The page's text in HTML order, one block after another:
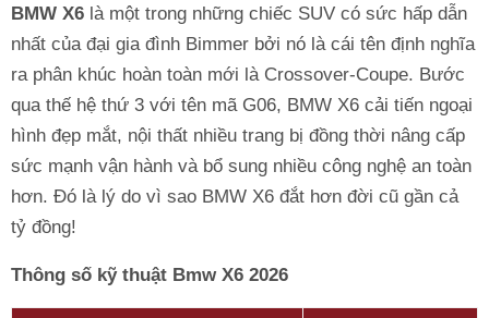
BMW X6 là một trong những chiếc SUV có sức hấp dẫn
nhất của đại gia đình Bimmer bởi nó là cái tên định nghĩa
ra phân khúc hoàn toàn mới là Crossover-Coupe. Bước
qua thế hệ thứ 3 với tên mã G06, BMW X6 cải tiến ngoại
hình đẹp mắt, nội thất nhiều trang bị đồng thời nâng cấp
sức mạnh vận hành và bổ sung nhiều công nghệ an toàn
hơn. Đó là lý do vì sao BMW X6 đắt hơn đời cũ gần cả
tỷ đồng!
Thông số kỹ thuật Bmw X6 2026